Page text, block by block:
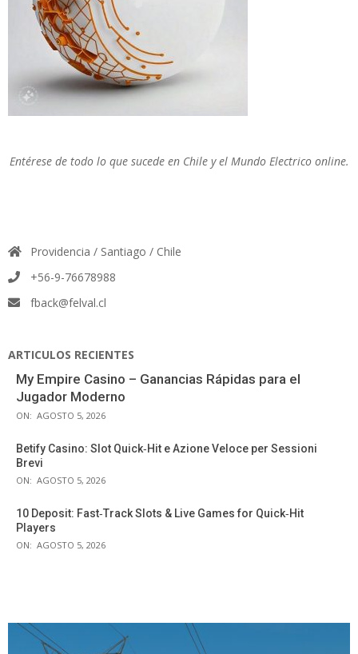
Entérese de todo lo que sucede en Chile y el Mundo Electrico online.
Providencia / Santiago / Chile
+56-9-76678988
fback@felval.cl
ARTICULOS RECIENTES
My Empire Casino – Ganancias Rápidas para el
Jugador Moderno
ON: AGOSTO 5, 2026
Betify Casino: Slot Quick‑Hit e Azione Veloce per Sessioni
Brevi
ON: AGOSTO 5, 2026
10 Deposit: Fast‑Track Slots & Live Games for Quick‑Hit
Players
ON: AGOSTO 5, 2026